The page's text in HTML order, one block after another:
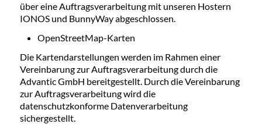
über eine Auftragsverarbeitung mit unseren Hostern
IONOS und BunnyWay abgeschlossen.
OpenStreetMap-Karten
Die Kartendarstellungen werden im Rahmen einer
Vereinbarung zur Auftragsverarbeitung durch die
Advantic GmbH bereitgestellt. Durch die Vereinbarung
zur Auftragsverarbeitung wird die
datenschutzkonforme Datenverarbeitung
sichergestellt.